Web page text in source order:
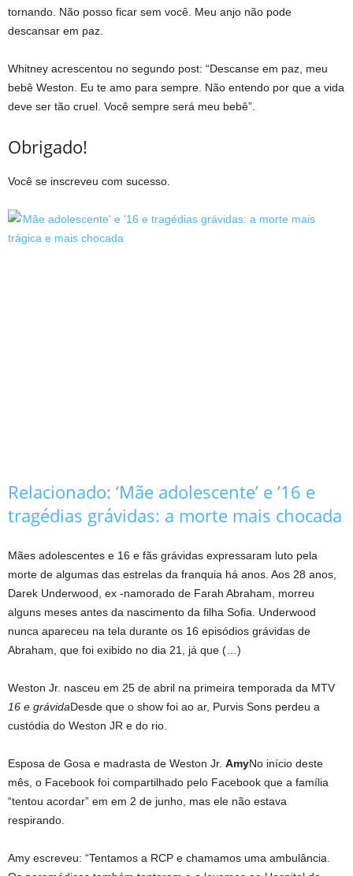
tornando. Não posso ficar sem você. Meu anjo não pode
descansar em paz.
Whitney acrescentou no segundo post: “Descanse em paz, meu
bebê Weston. Eu te amo para sempre. Não entendo por que a vida
deve ser tão cruel. Você sempre será meu bebê”.
Obrigado!
Você se inscreveu com sucesso.
Relacionado: ‘Mãe adolescente’ e ’16 e
tragédias grávidas: a morte mais chocada
Mães adolescentes e 16 e fãs grávidas expressaram luto pela
morte de algumas das estrelas da franquia há anos. Aos 28 anos,
Darek Underwood, ex -namorado de Farah Abraham, morreu
alguns meses antes da nascimento da filha Sofia. Underwood
nunca apareceu na tela durante os 16 episódios grávidas de
Abraham, que foi exibido no dia 21, já que (…)
Weston Jr. nasceu em 25 de abril na primeira temporada da MTV
16 e grávidaDesde que o show foi ao ar, Purvis Sons perdeu a
custódia do Weston JR e do rio.
Esposa de Gosa e madrasta de Weston Jr. AmyNo início deste
mês, o Facebook foi compartilhado pelo Facebook que a família
“tentou acordar” em em 2 de junho, mas ele não estava
respirando.
Amy escreveu: “Tentamos a RCP e chamamos uma ambulância.